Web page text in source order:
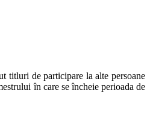
titluri de participare la alte persoane
în care se încheie perioada de